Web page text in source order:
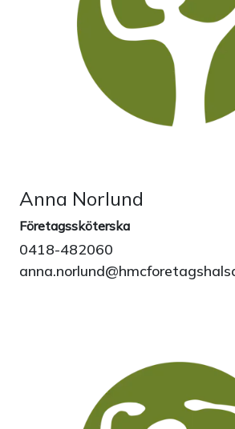
Anna Norlund
Företagssköterska
0418-482060